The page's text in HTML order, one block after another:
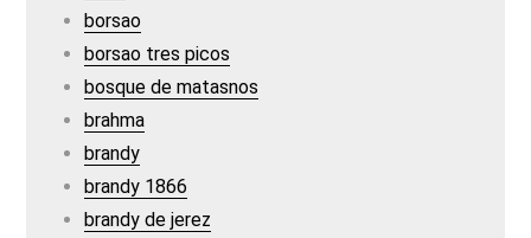
borsao
borsao tres picos
bosque de matasnos
brahma
brandy
brandy 1866
brandy de jerez